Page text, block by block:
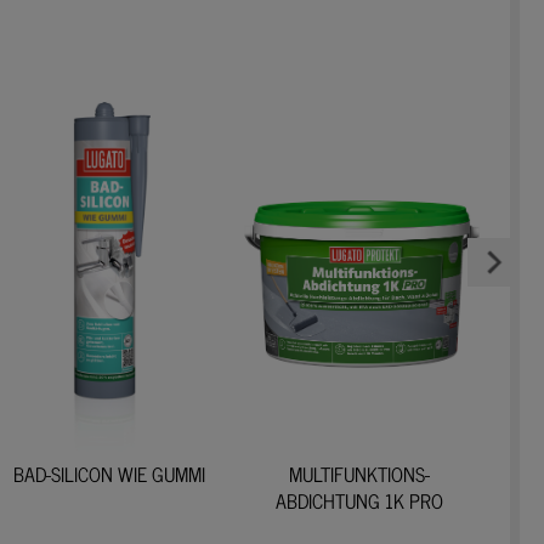
BAD-SILICON WIE GUMMI
MULTIFUNKTIONS-
ABDICHTUNG 1K PRO